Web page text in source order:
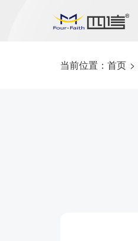
当前位置： 首页 >